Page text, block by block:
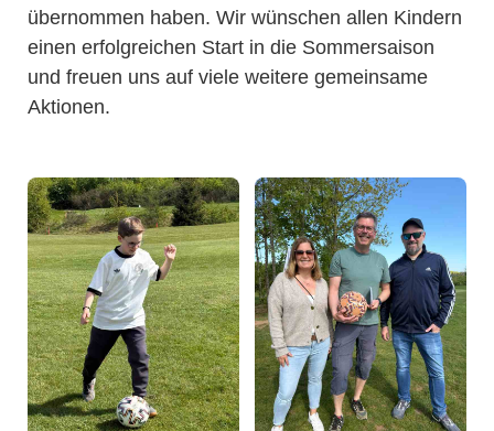
übernommen haben. Wir wünschen allen Kindern
einen erfolgreichen Start in die Sommersaison
und freuen uns auf viele weitere gemeinsame
Aktionen.